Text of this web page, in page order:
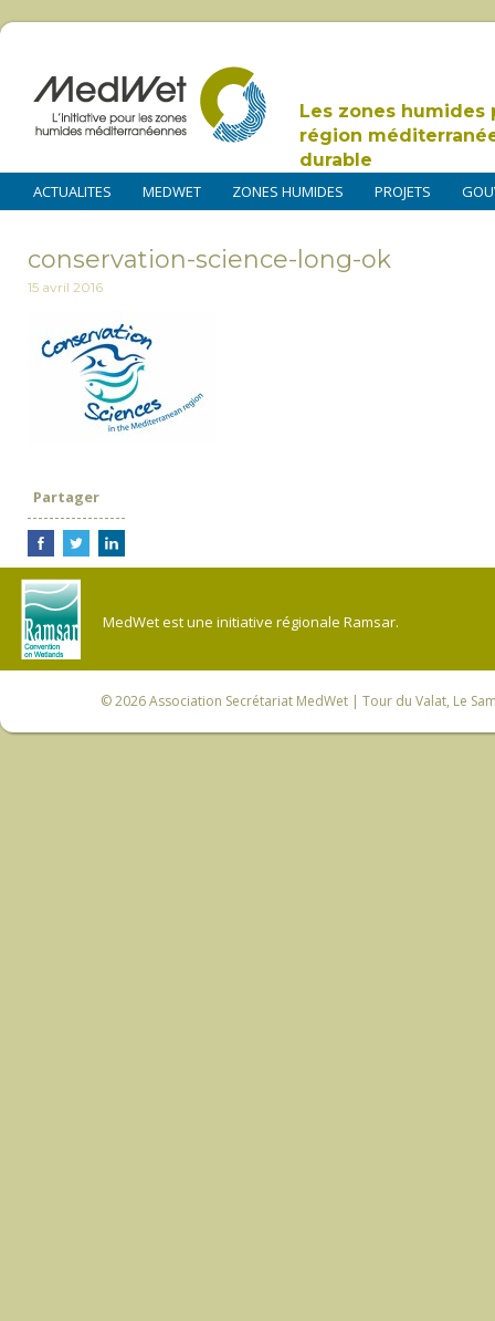
Les zones humides
région
durable
ACTUALITES MEDWET ZONES HUMIDES PROJETS
conservation-science-long-ok
15 avril 2016
Partager
MedWet est une initiative régionale Ramsar.
© 2026Association Secrétariat MedWet | Tour du Valat, Le